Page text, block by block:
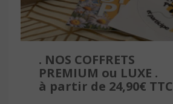
. NOS COFFRETS
PREMIUM ou LUXE .
à partir de 24,90€ TTC